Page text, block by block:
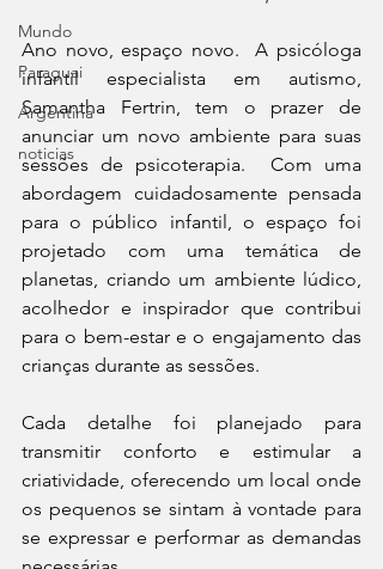
Mundo
Paraguai
Argentina
noticias
Ano novo, espaço novo.  A psicóloga
infantil especialista em autismo,
Samantha Fertrin, tem o prazer de
anunciar um novo ambiente para suas
sessões de psicoterapia.  Com uma
abordagem cuidadosamente pensada
para o público infantil, o espaço foi
projetado com uma temática de
planetas, criando um ambiente lúdico,
acolhedor e inspirador que contribui
para o bem-estar e o engajamento das
crianças durante as sessões.
Cada detalhe foi planejado para
transmitir conforto e estimular a
criatividade, oferecendo um local onde
os pequenos se sintam à vontade para
se expressar e performar as demandas